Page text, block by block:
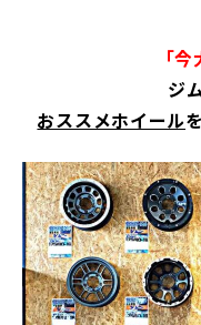
「
ジ
おススメホイール